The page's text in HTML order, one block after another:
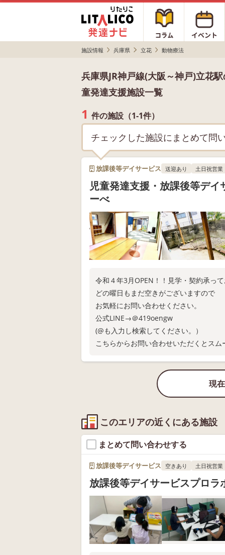
施設情報 兵庫県 立花 動物療法
兵庫県JR神戸線(大阪～神戸)立花
童発達支援施設一覧
1 件の施設（1-1件）
チェックした施設にまとめて問
放課後等デイサービス 送迎あり 土日祝営業
児童発達支援・放課後等デ
ーべ
令和４年3月OPEN！！見学・契約承っ
どの曜日もまだ空きがございますので
お気軽にお問い合わせください。
公式LINE→＠419oengw
(@も入力し検索してください。）
こちらからお問い合わせいただくとスム
現
このエリアの近くにある施設
まとめて問い合わせする
放課後等デイサービス 空きあり 土日祝営業
放課後等デイサービスプロ